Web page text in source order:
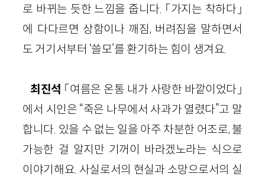
로 바뀌는 듯한 느낌을 줍니다. 「가지는 착하다」
에 다다르면 상함이나 깨짐, 버려짐을 말하면서
도 거기서부터 ‘쓸모’를 환기하는 힘이 생겨요.
최진석 「여름은 온통 내가 사랑한 바깥이었다」
에서 시인은 “죽은 나무에서 사과가 열렸다”고 말
합니다. 있을 수 없는 일을 아주 차분한 어조로, 불
가능한 걸 알지만 기꺼이 바라겠노라는 식으로
이야기해요. 사실로서의 현실과 소망으로서의 실